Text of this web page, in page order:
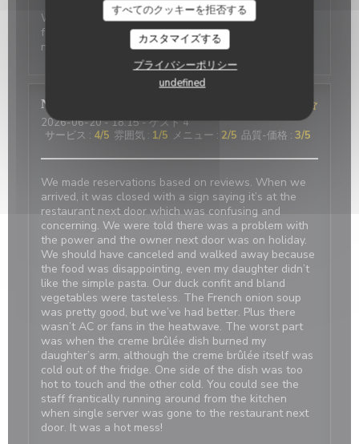
すべてのクッキーを拒否する
カスタマイズする
プライバシーポリシー
undefined
Wonderful place to visit. Excellant Service. Enjoyable
food. We last visited many years ago, the place has
not changed.
Nicci
2026-06-20- 18:15 - ゲスト 4
サービス : 4/5 雰囲気 : 1/5 メニュー : 2/5 品質-価格 : 3/5
We made reservations based on reviews. When we
arrived, it was closed with a sign saying it’s at the
restaurant next door which was confusing and
concerning. We were told there was a problem with
the power and the owner next door was on holiday.
We should have canceled and walked away because
the food was disappointing, even my daughter didn’t
like the simple pasta. Our duck confit and bland
vegetables were tasteless. The French onion soup
was pretty good, but we’ve had better. Plus there
wasn’t AC or fans in the heatwave. The worst part
was when the creme brûlée dish burned my
daughter’s arm, although the creme brûlée itself was
cold out of the fridge. One side of the dish was too
hot to touch and the other cold. You could see the
staff frantically running around from the kitchen
when single server was gone to the restaurant next
door. It was a hot mess!